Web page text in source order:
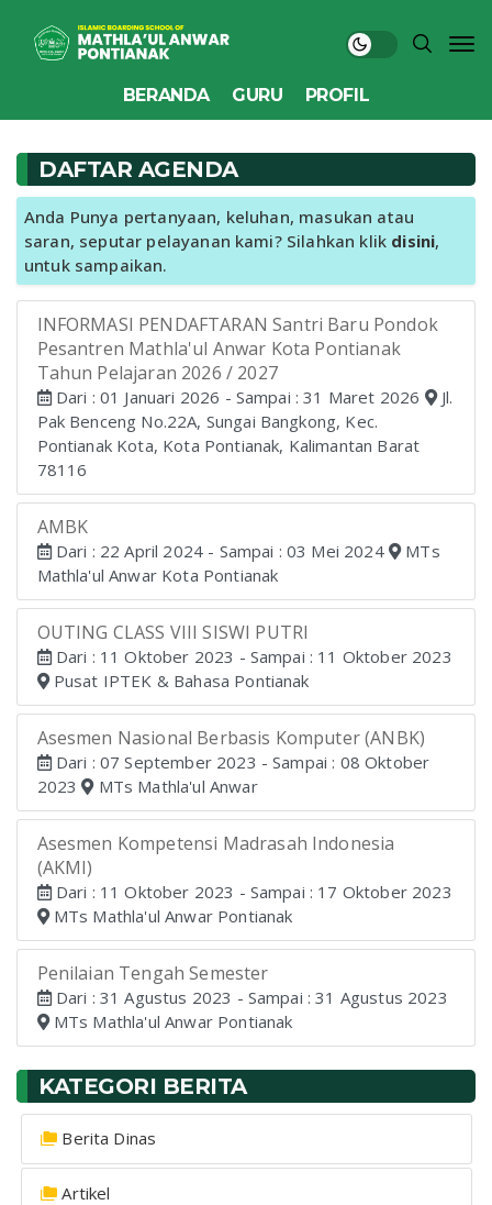
BERANDA GURU PROFIL
DAFTAR AGENDA
Anda Punya pertanyaan, keluhan, masukan atau
saran, seputar pelayanan kami? Silahkan klik disini,
untuk sampaikan.
INFORMASI PENDAFTARAN Santri Baru Pondok
Pesantren Mathla'ul Anwar Kota Pontianak
Tahun Pelajaran 2026 / 2027
Dari : 01 Januari 2026 - Sampai : 31 Maret 2026
Jl.
Pak Benceng No.22A, Sungai Bangkong, Kec.
Pontianak Kota, Kota Pontianak, Kalimantan Barat
78116
AMBK
Dari : 22 April 2024 - Sampai : 03 Mei 2024
MTs
Mathla'ul Anwar Kota Pontianak
OUTING CLASS VIII SISWI PUTRI
Dari : 11 Oktober 2023 - Sampai : 11 Oktober 2023
Pusat IPTEK & Bahasa Pontianak
Asesmen Nasional Berbasis Komputer (ANBK)
Dari : 07 September 2023 - Sampai : 08 Oktober
2023 MTs Mathla'ul Anwar
Asesmen Kompetensi Madrasah Indonesia
(AKMI)
Dari : 11 Oktober 2023 - Sampai : 17 Oktober 2023
MTs Mathla'ul Anwar Pontianak
Penilaian Tengah Semester
Dari : 31 Agustus 2023 - Sampai : 31 Agustus 2023
MTs Mathla'ul Anwar Pontianak
KATEGORI BERITA
Berita Dinas
Artikel